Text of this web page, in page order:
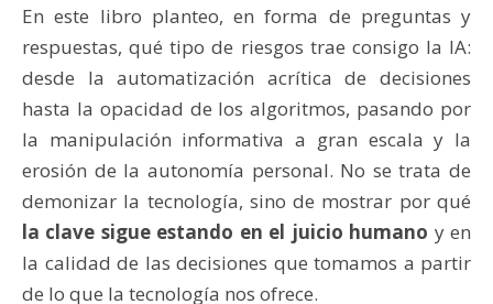
En este libro planteo, en forma de preguntas y
respuestas, qué tipo de riesgos trae consigo la IA:
desde la automatización acrítica de decisiones
hasta la opacidad de los algoritmos, pasando por
la manipulación informativa a gran escala y la
erosión de la autonomía personal. No se trata de
demonizar la tecnología, sino de mostrar por qué
la clave sigue estando en el juicio humano y en
la calidad de las decisiones que tomamos a partir
de lo que la tecnología nos ofrece.